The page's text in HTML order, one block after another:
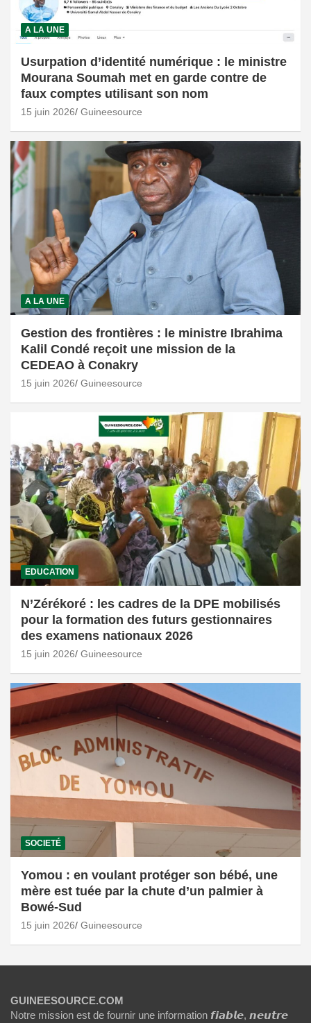
A LA UNE
Usurpation d’identité numérique : le ministre
Mourana Soumah met en garde contre de
faux comptes utilisant son nom
15 juin 2026 Guineesource
A LA UNE
Gestion des frontières : le ministre Ibrahima
Kalil Condé reçoit une mission de la
CEDEAO à Conakry
15 juin 2026 Guineesource
EDUCATION
N’Zérékoré : les cadres de la DPE mobilisés
pour la formation des futurs gestionnaires
des examens nationaux 2026
15 juin 2026 Guineesource
SOCIETÉ
Yomou : en voulant protéger son bébé, une
mère est tuée par la chute d’un palmier à
Bowé-Sud
15 juin 2026 Guineesource
GUINEESOURCE.COM
Notre mission est de fournir une information 𝙛𝙞𝙖𝙗𝙡𝙚, 𝙣𝙚𝙪𝙩𝙧𝙚